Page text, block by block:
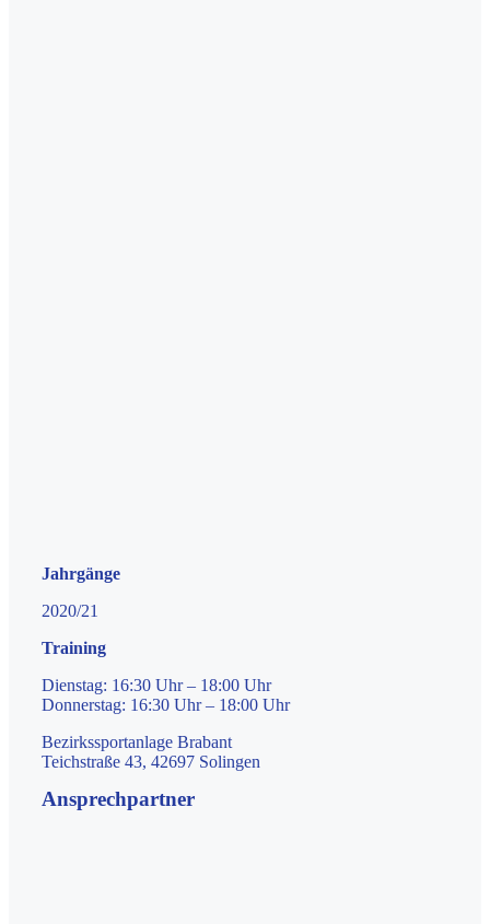
Jahrgänge
2020/21
Training
Dienstag: 16:30 Uhr – 18:00 Uhr
Donnerstag: 16:30 Uhr – 18:00 Uhr
Bezirkssportanlage Brabant
Teichstraße 43, 42697 Solingen
Ansprechpartner